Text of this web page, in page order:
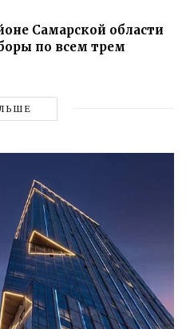
Самарской области
по всем трем